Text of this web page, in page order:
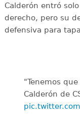
Calderón entró
derecho, pero su
defensiva para
"Tenemos
Calderón de